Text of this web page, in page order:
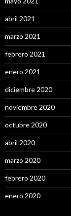
abril 2021
marzo 2021
febrero 2021
enero 2021
diciembre 2020
noviembre 2020
octubre 2020
abril 2020
marzo 2020
febrero 2020
enero 2020